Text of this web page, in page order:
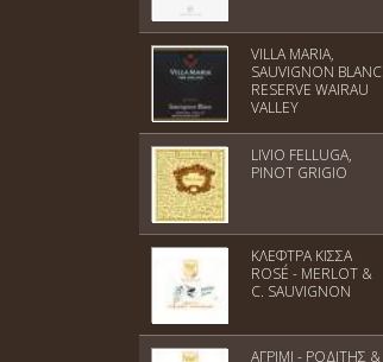
VILLA MARIA,
SAUVIGNON BLANC
RESERVE WAIRAU
VALLEY
LIVIO FELLUGA,
PINOT GRIGIO
ΚΛΕΦΤΡΑ ΚΙΣΣΑ
ROSÉ - MERLOT &
C. SAUVIGNON
ΑΓΡΙΜΙ - ΡΟΔΙΤΗΣ &